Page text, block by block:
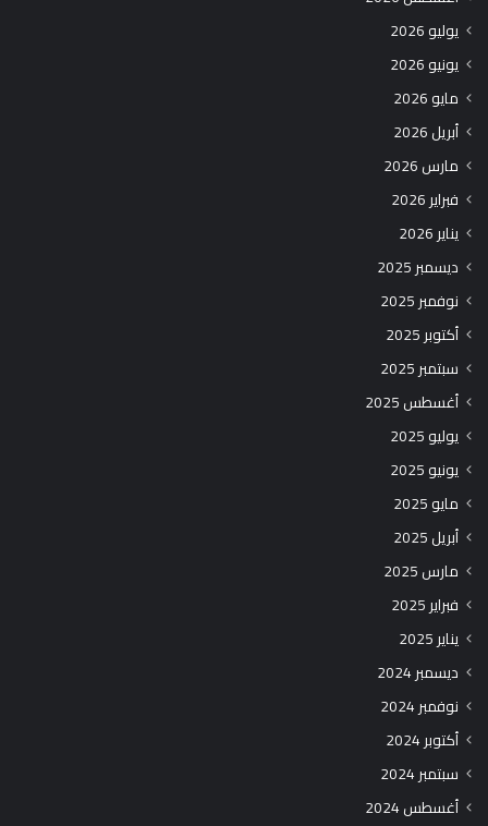
يوليو 2026
يونيو 2026
مايو 2026
أبريل 2026
مارس 2026
فبراير 2026
يناير 2026
ديسمبر 2025
نوفمبر 2025
أكتوبر 2025
سبتمبر 2025
أغسطس 2025
يوليو 2025
يونيو 2025
مايو 2025
أبريل 2025
مارس 2025
فبراير 2025
يناير 2025
ديسمبر 2024
نوفمبر 2024
أكتوبر 2024
سبتمبر 2024
أغسطس 2024